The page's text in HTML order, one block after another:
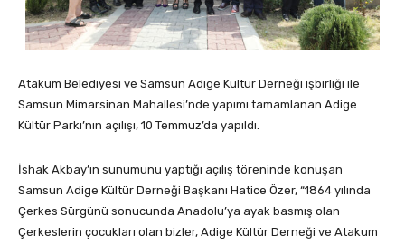
Atakum Belediyesi ve Samsun Adige Kültür Derneği işbirliği ile
Samsun Mimarsinan Mahallesi’nde yapımı tamamlanan Adige
Kültür Parkı’nın açılışı, 10 Temmuz’da yapıldı.
İshak Akbay’ın sunumunu yaptığı açılış töreninde konuşan
Samsun Adige Kültür Derneği Başkanı Hatice Özer, “1864 yılında
Çerkes Sürgünü sonucunda Anadolu’ya ayak basmış olan
Çerkeslerin çocukları olan bizler, Adige Kültür Derneği ve Atakum